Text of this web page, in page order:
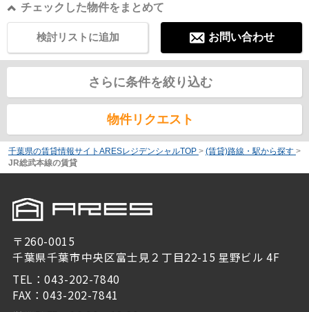
チェックした物件をまとめて
お問い合わせ
検討リストに追加
さらに条件を絞り込む
物件リクエスト
千葉県の賃貸情報サイトARESレジデンシャルTOP > (賃貸)路線・駅から探す >
JR総武本線の賃貸
〒260-0015
千葉県千葉市中央区富士見２丁目22-15 星野ビル 4F
TEL：043-202-7840
FAX：043-202-7841